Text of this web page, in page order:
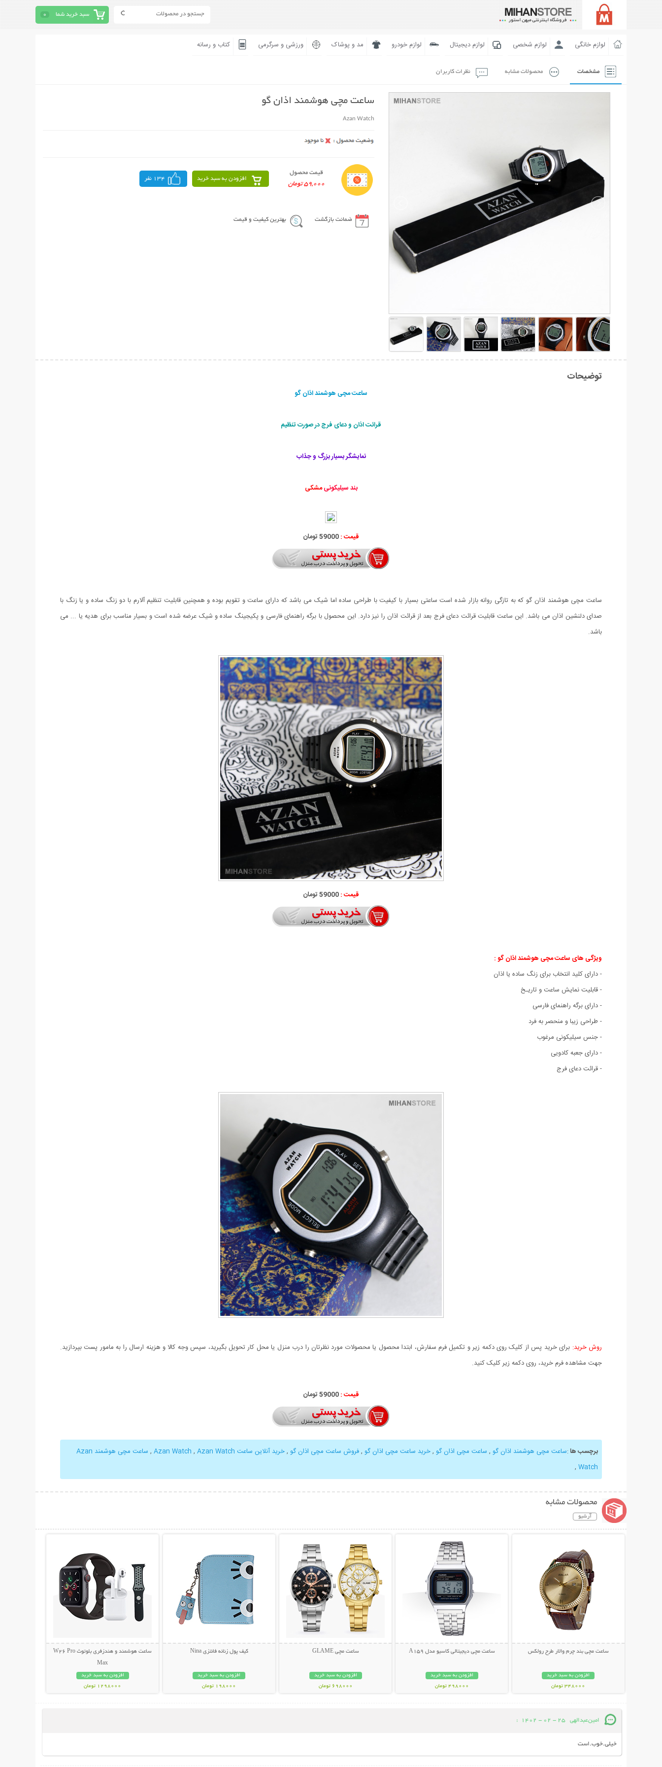
سبد خرید شما 0
لوازم خانگی لوازم شخصی لوازم دیجیتال لوازم خودرو مد و پوشاک ورزشی و سرگرمی کتاب و رسانه
مشخصات محصولات مشابه نظرات کاربران
ساعت مچی هوشمند اذان گو
Azan Watch
قیمت محصول
59,000 تومان
افزودن به سبد خرید 134 نفر
ضمانت بازگشت بهترین کیفیت و قیمت
توضیحات
ساعت مچی هوشمند اذان گو
قرائت اذان و دعای فرج در صورت تنظیم
نمایشگر بسیار بزرگ و جذاب
بند سیلیکونیمشکی
قیمت :59000 تومان
ساعت مچی هوشمند اذان گو که به تازگی روانه بازار شده است ساعتی بسیار با کیفیت با طراحی ساده اما شیک می باشد که دارای ساعت و تقویم بوده و همچنین قابلیت تنظیم آلارم با دو زنگ ساده و یا زنگ با
صدای دلنشین اذان می باشد. این ساعت قابلیت قرائت دعای فرج بعد از قرائت اذان را نیز دارد. این محصول با برگه راهنمای فارسی و پکیجینگ ساده و شیک عرضه شده است و بسیار مناسب برای هدیه یا ... می
باشد.
قیمت :59000 تومان
ویژگی های ساعت مچی هوشمند اذان گو :
- دارای کلید انتخاب برای زنگ ساده یا اذان
- قابلیت نمایش ساعت و تاریـخ
- دارای برگه راهنمای فارسی
- طراحی زیبا و منحصر به فرد
- جنس سیلیکونی مرغوب
- دارای جعبه کادویی
- قرائت دعای فرج
روش خرید: برای خرید پس از کلیک روی دکمه زیر و تکمیل فرم سفارش، ابتدا محصول یا محصولات مورد نظرتان را درب منزل یا محل کار تحویل بگیرید، سپس وجه کالا و هزینه ارسال را به مامور پست بپردازید.
جهت مشاهده فرم خرید، روی دکمه زیر کلیک کنید.
قیمت :59000 تومان
برچسب ها:ساعت مچی هوشمند اذان گو , ساعت مچی اذان گو ,خرید ساعت مچی اذان گو ,فروش ساعت مچی اذان گو ,خرید آنلاین ساعت Azan Watch , Azan Watch
,
ساعت مچی هوشمند Azan
Watch
,
محصولات مشابه
آرشیو
ساعت مچی بند چرم والار طرح رولکس
افزودن به سبد خرید
348000 تومان
ساعت مچی دیجیتالی کاسیو مدل A159
افزودن به سبد خرید
498000 تومان
ساعت مچی GLAME
افزودن به سبد خرید
698000 تومان
کیف پول زنانه فانتزی Nina
افزودن به سبد خرید
198000 تومان
ساعت هوشمند و هندزفری بلوتوث W26 Pro
Max
افزودن به سبد خرید
1298000 تومان
امین‌عبدالهی 25 - 02 - 1402
:
خیلی.خوب.است